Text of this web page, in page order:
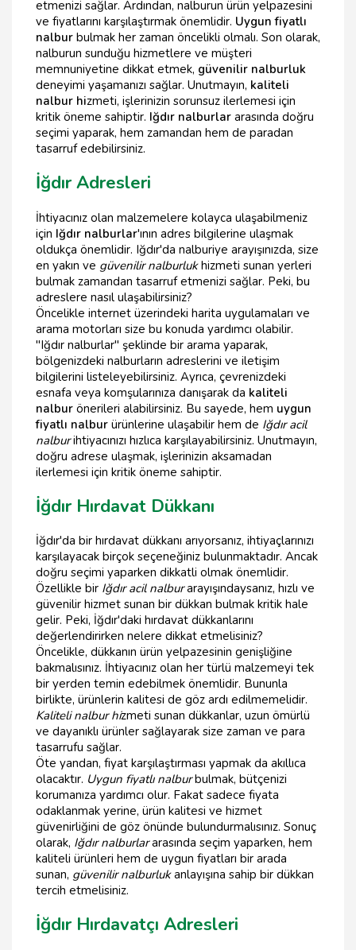
etmenizi sağlar. Ardından, nalburun ürün yelpazesini
ve fiyatlarını karşılaştırmak önemlidir. Uygun fiyatlı
nalbur bulmak her zaman öncelikli olmalı. Son olarak,
nalburun sunduğu hizmetlere ve müşteri
memnuniyetine dikkat etmek, güvenilir nalburluk
deneyimi yaşamanızı sağlar. Unutmayın, kaliteli
nalbur hizmeti, işlerinizin sorunsuz ilerlemesi için
kritik öneme sahiptir. Iğdır nalburlar arasında doğru
seçimi yaparak, hem zamandan hem de paradan
tasarruf edebilirsiniz.
İğdır Adresleri
İhtiyacınız olan malzemelere kolayca ulaşabilmeniz
için Iğdır nalburlar'ının adres bilgilerine ulaşmak
oldukça önemlidir. Iğdır'da nalburiye arayışınızda, size
en yakın ve güvenilir nalburlukhizmeti sunan yerleri
bulmak zamandan tasarruf etmenizi sağlar. Peki, bu
adreslere nasıl ulaşabilirsiniz?
Öncelikle internet üzerindeki harita uygulamaları ve
arama motorları size bu konuda yardımcı olabilir.
"Iğdır nalburlar" şeklinde bir arama yaparak,
bölgenizdeki nalburların adreslerini ve iletişim
bilgilerini listeleyebilirsiniz. Ayrıca, çevrenizdeki
esnafa veya komşularınıza danışarak da kaliteli
nalbur önerileri alabilirsiniz. Bu sayede, hem uygun
fiyatlı nalbur ürünlerine ulaşabilir hem de Iğdır acil
nalburihtiyacınızı hızlıca karşılayabilirsiniz. Unutmayın,
doğru adrese ulaşmak, işlerinizin aksamadan
ilerlemesi için kritik öneme sahiptir.
İğdır Hırdavat Dükkanı
İğdır'da bir hırdavat dükkanı arıyorsanız, ihtiyaçlarınızı
karşılayacak birçok seçeneğiniz bulunmaktadır. Ancak
doğru seçimi yaparken dikkatli olmak önemlidir.
Özellikle bir Iğdır acil nalburarayışındaysanız, hızlı ve
güvenilir hizmet sunan bir dükkan bulmak kritik hale
gelir. Peki, İğdır'daki hırdavat dükkanlarını
değerlendirirken nelere dikkat etmelisiniz?
Öncelikle, dükkanın ürün yelpazesinin genişliğine
bakmalısınız. İhtiyacınız olan her türlü malzemeyi tek
bir yerden temin edebilmek önemlidir. Bununla
birlikte, ürünlerin kalitesi de göz ardı edilmemelidir.
Kaliteli nalbur hizmeti sunan dükkanlar, uzun ömürlü
ve dayanıklı ürünler sağlayarak size zaman ve para
tasarrufu sağlar.
Öte yandan, fiyat karşılaştırması yapmak da akıllıca
olacaktır. Uygun fiyatlı nalburbulmak, bütçenizi
korumanıza yardımcı olur. Fakat sadece fiyata
odaklanmak yerine, ürün kalitesi ve hizmet
güvenirliğini de göz önünde bulundurmalısınız. Sonuç
olarak, Iğdır nalburlararasında seçim yaparken, hem
kaliteli ürünleri hem de uygun fiyatları bir arada
sunan, güvenilir nalburlukanlayışına sahip bir dükkan
tercih etmelisiniz.
İğdır Hırdavatçı Adresleri